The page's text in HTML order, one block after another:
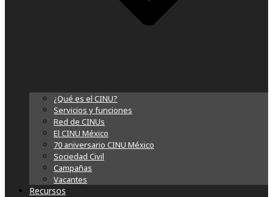
¿Qué es el CINU?
Servicios y funciones
Red de CINUs
El CINU México
70 aniversario CINU México
Sociedad Civil
Campañas
Vacantes
Recursos